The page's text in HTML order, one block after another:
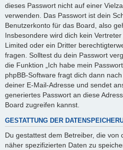
dieses Passwort nicht auf einer
verwenden. Das Passwort ist dein
Benutzerkonto für das Board, also
Insbesondere wird dich kein
Limited oder ein Dritter
fragen. Solltest du dein Passwort
die Funktion „Ich habe mein
phpBB-Software fragt dich dann
deiner E-Mail-Adresse und sendet
generiertes Passwort an diese
Board zugreifen kannst.
GESTATTUNG DER
Du gestattest dem Betreiber, die von
näher spezifizierten Daten zu